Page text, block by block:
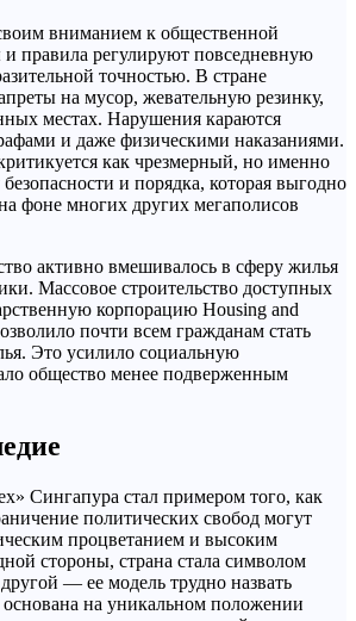
вниманием к общественной
правила регулируют повседневную
точностью. В стране
на мусор, жевательную резинку,
местах. Нарушения караются
и даже физическими наказаниями.
как чрезмерный, но именно
и порядка, которая выгодно
фоне многих других мегаполисов
активно вмешивалось в сферу жилья
Массовое строительство доступных
корпорацию Housing and
почти всем гражданам стать
Это усилило социальную
общество менее подверженным
Сингапура стал примером того, как
политических свобод могут
процветанием и высоким
стороны, страна стала символом
другой — ее модель трудно назвать
на уникальном положении